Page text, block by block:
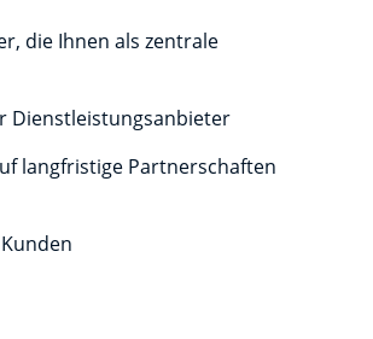
die Ihnen als zentrale
Dienstleistungsanbieter
langfristige Partnerschaften